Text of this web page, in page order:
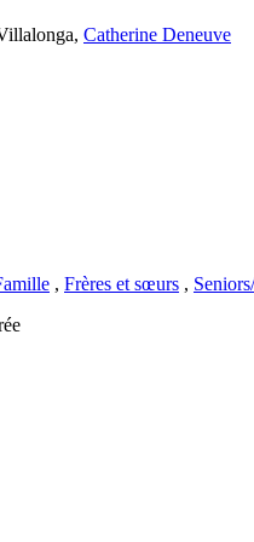
, Catherine Deneuve
, Frères et sœurs ,